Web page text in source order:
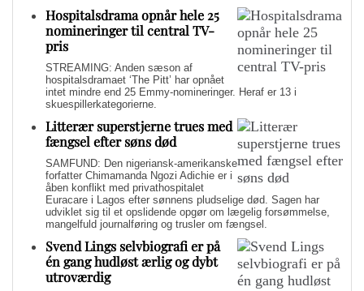
Hospitalsdrama opnår hele 25
nomineringer til central TV-
pris
STREAMING: Anden sæson af
hospitalsdramaet ‘The Pitt’ har opnået
intet mindre end 25 Emmy-nomineringer. Heraf er 13 i
skuespillerkategorierne.
Litterær superstjerne trues med
fængsel efter søns død
SAMFUND: Den nigeriansk-amerikanske
forfatter Chimamanda Ngozi Adichie er i
åben konflikt med privathospitalet
Euracare i Lagos efter sønnens pludselige død. Sagen har
udviklet sig til et opslidende opgør om lægelig forsømmelse,
mangelfuld journalføring og trusler om fængsel.
Svend Lings selvbiografi er på
én gang hudløst ærlig og dybt
utroværdig